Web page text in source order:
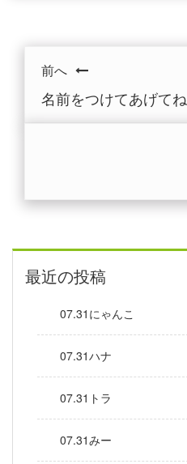
前へ
名前をつけてあげてね
最近の投稿
07.31にゃんこ
07.31ハナ
07.31トラ
07.31みー